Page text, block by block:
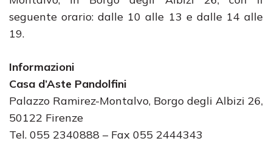
seguente orario: dalle 10 alle 13 e dalle 14 alle
19.
Informazioni
Casa d’Aste Pandolfini
Palazzo Ramirez-Montalvo, Borgo degli Albizi 26,
50122 Firenze
Tel. 055 2340888 – Fax 055 2444343